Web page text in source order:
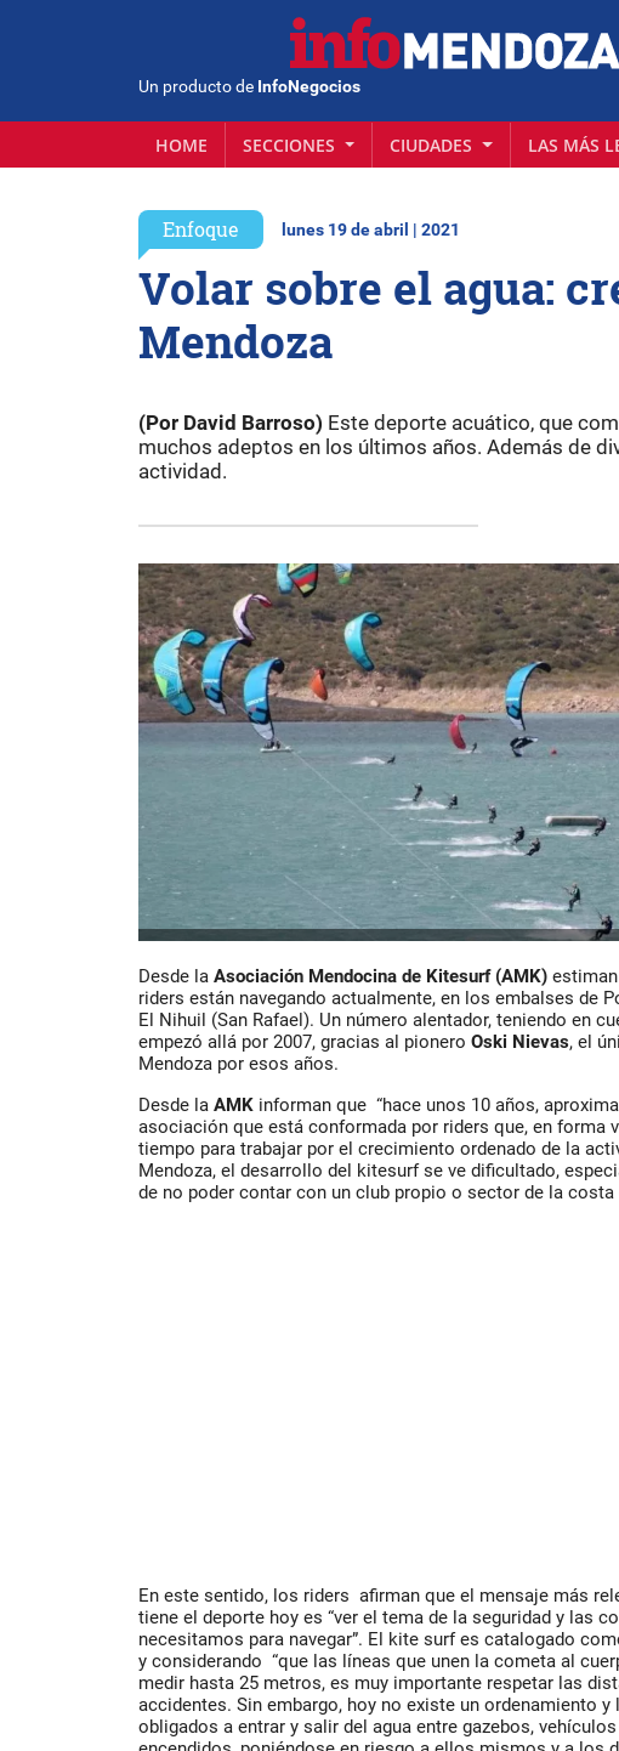
Un producto de InfoNegocios
HOME SECCIONES CIUDADES LAS MÁS
Enfoque lunes 19 de abril | 2021
Volar sobre el agua:
Mendoza
(Por David Barroso) Este deporte acuático, que
muchos adeptos en los últimos años. Además de
actividad.
Desde la Asociación Mendocina de Kitesurf (AMK)
riders están navegando actualmente, en los embalses de
El Nihuil (San Rafael). Un número alentador, teniendo en
empezó allá por 2007, gracias al pionero Oski Nievas, el
Mendoza por esos años.
Desde la AMK informan que “hace unos 10 años,
asociación que está conformada por riders que, en forma
tiempo para trabajar por el crecimiento ordenado de la
Mendoza, el desarrollo del kitesurf se ve dificultado,
de no poder contar con un club propio o sector de la costa
En este sentido, los riders afirman que el mensaje más
tiene el deporte hoy es “ver el tema de la seguridad y las
necesitamos para navegar”. El kite surf es catalogado
y considerando “que las líneas que unen la cometa al
medir hasta 25 metros, es muy importante respetar las
accidentes. Sin embargo, hoy no existe un ordenamiento
obligados a entrar y salir del agua entre gazebos,